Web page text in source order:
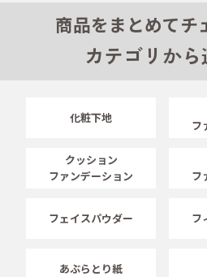
商品をまとめてチ
カテゴリから
化粧下地
フ
クッション
ファンデーション
フ
フェイスパウダー フ
あぶらとり紙